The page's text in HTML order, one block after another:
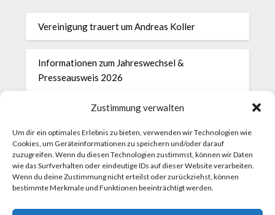
Zustimmung verwalten
Um dir ein optimales Erlebnis zu bieten, verwenden wir Technologien wie
Cookies, um Geräteinformationen zu speichern und/oder darauf
zuzugreifen. Wenn du diesen Technologien zustimmst, können wir Daten
wie das Surfverhalten oder eindeutige IDs auf dieser Website verarbeiten.
Wenn du deine Zustimmung nicht erteilst oder zurückziehst, können
bestimmte Merkmale und Funktionen beeinträchtigt werden.
Vereinigung trauert um Andreas Koller
Informationen zum Jahreswechsel &
Presseausweis 2026
28.11.2025 Protokoll der Generalversammlung
Einladung zur Generalversammlung der
Vereinigung der Parlamentsredakteurinnen und -
redakteure am Freitag, 28. November 2025, um
8.30 Uhr